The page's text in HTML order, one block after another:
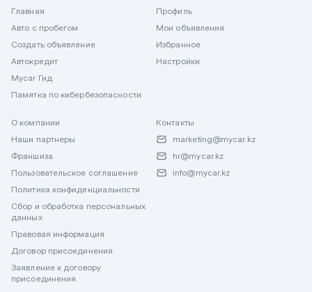
Главная
Авто с пробегом
Создать объявление
Автокредит
Mycar Гид
Памятка по кибербезопасности
Профиль
Мои объявления
Избранное
Настройки
О компании
Наши партнеры
Франшиза
Пользовательское соглашение
Политика конфиденциальности
Сбор и обработка персональных
данных
Правовая информация
Договор присоединения
Заявление к договору
присоединения
Контакты
marketing@mycar.kz
hr@mycar.kz
info@mycar.kz